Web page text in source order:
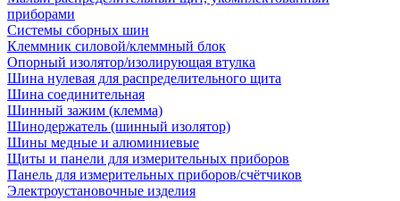
приборами
Системы сборных шин
Клеммник силовой/клеммный блок
Опорный изолятор/изолирующая втулка
Шина нулевая для распределительного щита
Шина соединительная
Шинный зажим (клемма)
Шинодержатель (шинный изолятор)
Шины медные и алюминиевые
Щиты и панели для измерительных приборов
Панель для измерительных приборов/счётчиков
Электроустановочные изделия